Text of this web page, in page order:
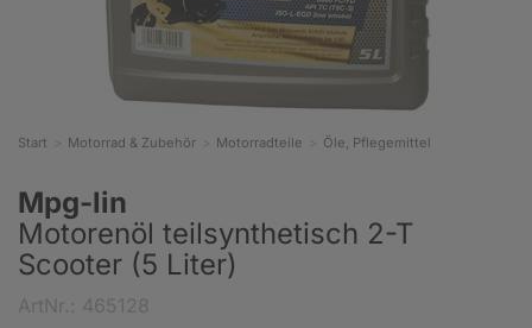
Start Motorrad & Zubehör Motorradteile Öle, Pflegemittel
Mpg-lin
Motorenöl teilsynthetisch 2-T
Scooter (5 Liter)